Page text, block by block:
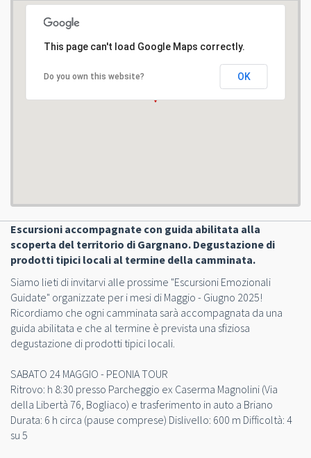
This page can't load Google Maps correctly.
Do you own this website? OK
Escursioni accompagnate con guida abilitata alla
scoperta del territorio di Gargnano. Degustazione di
prodotti tipici locali al termine della camminata.
Siamo lieti di invitarvi alle prossime "Escursioni Emozionali
Guidate" organizzate per i mesi di Maggio - Giugno 2025!
Ricordiamo che ogni camminata sarà accompagnata da una
guida abilitata e che al termine è prevista una sfiziosa
degustazione di prodotti tipici locali.
SABATO 24 MAGGIO - PEONIA TOUR
Ritrovo: h 8:30 presso Parcheggio ex Caserma Magnolini (Via
della Libertà 76, Bogliaco) e trasferimento in auto a Briano
Durata: 6 h circa (pause comprese) Dislivello: 600 m Difficoltà: 4
su 5